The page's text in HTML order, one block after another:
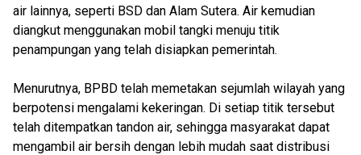
air lainnya, seperti BSD dan Alam Sutera. Air kemudian
diangkut menggunakan mobil tangki menuju titik
penampungan yang telah disiapkan pemerintah.
Menurutnya, BPBD telah memetakan sejumlah wilayah yang
berpotensi mengalami kekeringan. Di setiap titik tersebut
telah ditempatkan tandon air, sehingga masyarakat dapat
mengambil air bersih dengan lebih mudah saat distribusi